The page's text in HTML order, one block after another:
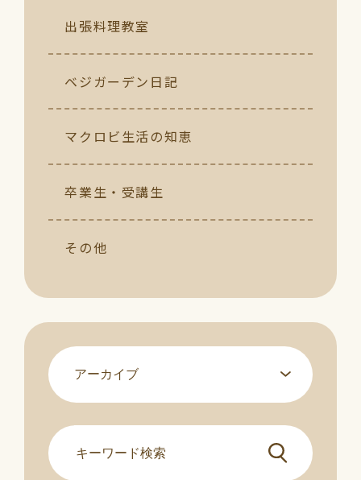
出張料理教室
ベジガーデン日記
マクロビ生活の知恵
卒業生・受講生
その他